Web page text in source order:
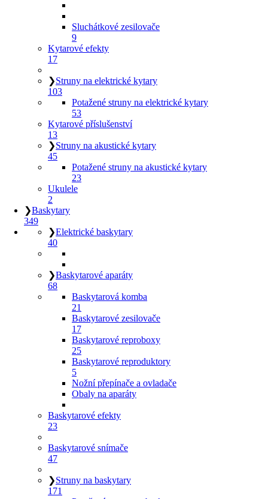
Sluchátkové zesilovače
9
Kytarové efekty
17
❯Struny na elektrické kytary
103
Potažené struny na elektrické kytary
53
Kytarové příslušenství
13
❯Struny na akustické kytary
45
Potažené struny na akustické kytary
23
Ukulele
2
❯Baskytary
349
❯Elektrické baskytary
40
❯Baskytarové aparáty
68
Baskytarová komba
21
Baskytarové zesilovače
17
Baskytarové reproboxy
25
Baskytarové reproduktory
5
Nožní přepínače a ovladače
Obaly na aparáty
Baskytarové efekty
23
Baskytarové snímače
47
❯Struny na baskytary
171